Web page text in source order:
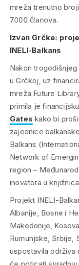
mreža trenutno
7000 članova.
Izvan Grčke:
INELI-Balkans
Nakon
u Grčkoj, uz
mreža Future
primila je
Gates kako bi
zajednice
Balkans
Network of
region –
inovatora u
Projekt INELI-
Albanije, Bosne i
Makedonije,
Rumunjske, Srbije,
uspostavila održiva